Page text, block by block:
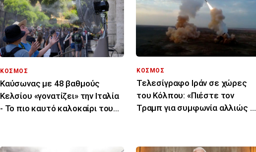
ΚΟΣΜΟΣ
Καύσωνας με 48 βαθμούς
Κελσίου «γονατίζει» την Ιταλία
- Το πιο καυτό καλοκαίρι του
ΚΟΣΜΟΣ
Τελεσίγραφο Ιράν σε χώρες
του Κόλπου: «Πιέστε τον
Τραμπ για συμφωνία αλλιώς θα